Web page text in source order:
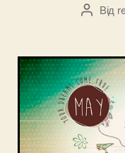
Автор
Від